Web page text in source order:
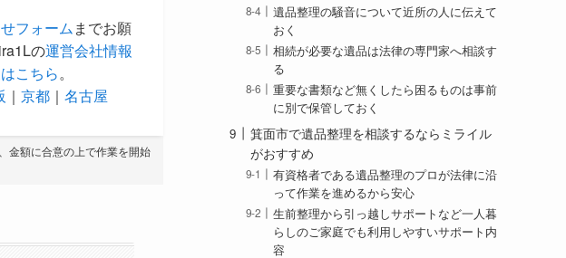
フォームまでお願
の運営会社情報
こちら。
｜京都 ｜名古屋
金額に合意の上で作業を開始
遺品整理の騒音について近所の人に伝えて
おく
相続が必要な遺品は法律の専門家へ相談す
る
重要な書類など無くしたら困るものは事前
に別で保管しておく
箕面市で遺品整理を相談するならミライル
がおすすめ
有資格者である遺品整理のプロが法律に沿
って作業を進めるから安心
生前整理から引っ越しサポートなど一人暮
らしのご家庭でも利用しやすいサポート内
容